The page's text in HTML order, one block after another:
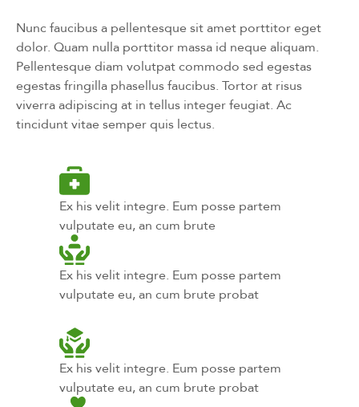
Nunc faucibus a pellentesque sit amet porttitor eget
dolor. Quam nulla porttitor massa id neque aliquam.
Pellentesque diam volutpat commodo sed egestas
egestas fringilla phasellus faucibus. Tortor at risus
viverra adipiscing at in tellus integer feugiat. Ac
tincidunt vitae semper quis lectus.
Ex his velit integre. Eum posse partem
vulputate eu, an cum brute
Ex his velit integre. Eum posse partem
vulputate eu, an cum brute probat
Ex his velit integre. Eum posse partem
vulputate eu, an cum brute probat